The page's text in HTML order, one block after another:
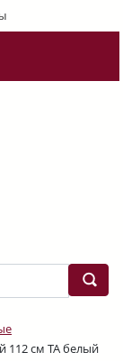
112 см ТА белый